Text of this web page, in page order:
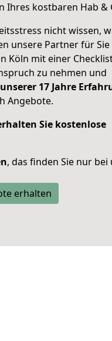
Ihres kostbaren Hab &
nicht wissen,
unsere Partner für Sie
Köln mit einer
zu nehmen und
17 Jahre
Angebote.
Sie kostenlose
, das finden Sie nur bei
erhalten